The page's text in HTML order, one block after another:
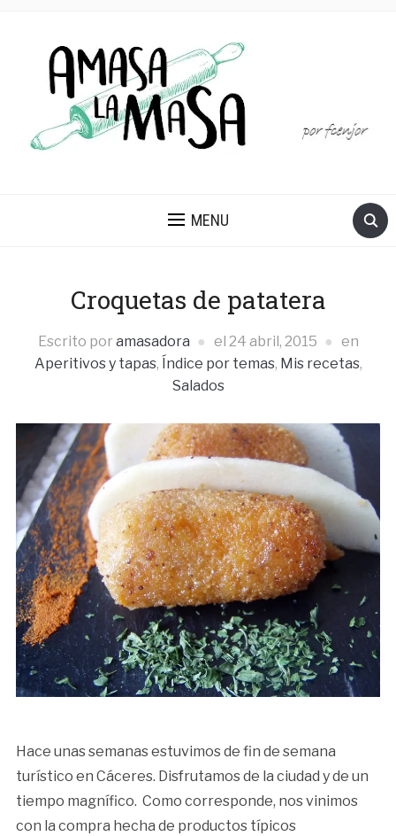
MENU
Croquetas de patatera
Escrito por amasadora el 24 abril, 2015
en
Aperitivos y tapas, Índice por temas, Mis recetas,
Salados
Hace unas semanas estuvimos de fin de semana
turístico en Cáceres. Disfrutamos de la ciudad y de un
tiempo magnífico. Como corresponde, nos vinimos
con la compra hecha de productos típicos